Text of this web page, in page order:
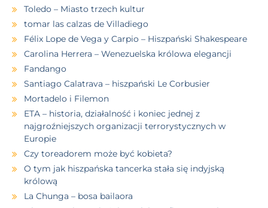
Toledo – Miasto trzech kultur
tomar las calzas de Villadiego
Félix Lope de Vega y Carpio – Hiszpański Shakespeare
Carolina Herrera – Wenezuelska królowa elegancji
Fandango
Santiago Calatrava – hiszpański Le Corbusier
Mortadelo i Filemon
ETA – historia, działalność i koniec jednej z
najgroźniejszych organizacji terrorystycznych w
Europie
Czy toreadorem może być kobieta?
O tym jak hiszpańska tancerka stała się indyjską
królową
La Chunga – bosa bailaora